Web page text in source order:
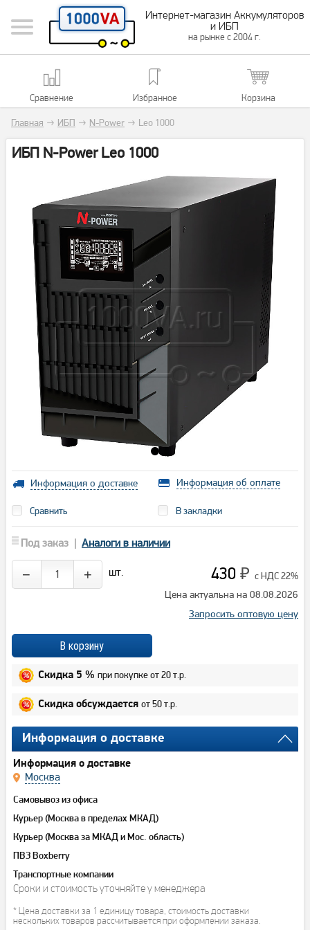
Интернет-магазин Аккумуляторов
и ИБП
на рынке с 2004 г.
Сравнение Избранное Корзина
Главная → ИБП → N-Power → Leo 1000
ИБП N-Power Leo 1000
Информация о доставке Информация об оплате
Сравнить В закладки
Под заказ | Аналоги в наличии
− + шт. 430 ₽ с НДС 22%
Цена актуальна на 08.08.2026
Запросить оптовую цену
Скидка 5 % при покупке от 20 т.р.
Скидка обсуждается от 50 т.р.
Информация о доставке
Информация о доставке
Москва
Самовывоз из офиса
Курьер (Москва в пределах МКАД)
Курьер (Москва за МКАД и Мос. область)
ПВЗ Boxberry
Транспортные компании
Сроки и стоимость уточняйте у менеджера
* Цена доставки за 1 единицу товара, стоимость доставки
нескольких товаров рассчитывается при оформлении заказа.